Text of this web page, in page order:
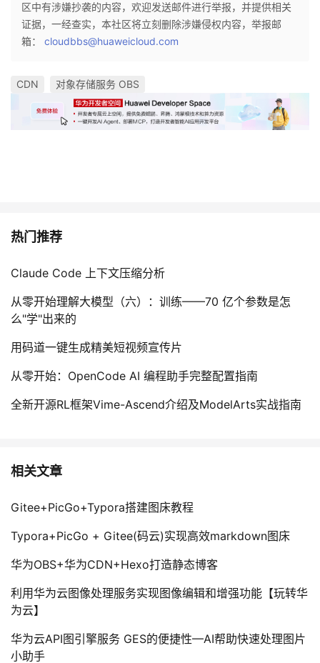
区中有涉嫌抄袭的内容，欢迎发送邮件进行举报，并提供相关
证据，一经查实，本社区将立刻删除涉嫌侵权内容，举报邮
箱： cloudbbs@huaweicloud.com
CDN 对象存储服务 OBS
热门推荐
Claude Code 上下文压缩分析
从零开始理解大模型（六）：训练——70 亿个参数是怎
么"学"出来的
用码道一键生成精美短视频宣传片
从零开始：OpenCode AI 编程助手完整配置指南
全新开源RL框架Vime-Ascend介绍及ModelArts实战指南
相关文章
Gitee+PicGo+Typora搭建图床教程
Typora+PicGo + Gitee(码云)实现高效markdown图床
华为OBS+华为CDN+Hexo打造静态博客
利用华为云图像处理服务实现图像编辑和增强功能【玩转华
为云】
华为云API图引擎服务 GES的便捷性—AI帮助快速处理图片
小助手